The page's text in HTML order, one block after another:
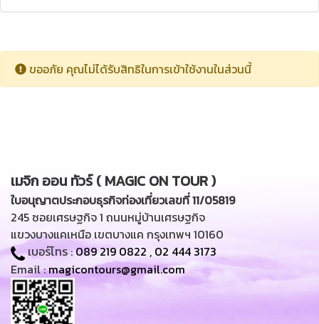
ขออภัย คุณไม่ได้รับสิทธิในการเข้าใช้งานในส่วนนี้
เมจิก ออน ทัวร์ ( MAGIC ON TOUR )
ใบอนุญาตประกอบธุรกิจท่องเที่ยวเลขที่ 11/05819
245 ซอยเศรษฐกิจ 1 ถนนหมู่บ้านเศรษฐกิจ
แขวงบางแคเหนือ เขตบางแค กรุงเทพฯ 10160
เบอร์โทร :089 219 0822 , 02 444 3173
Email :magicontours@gmail.com